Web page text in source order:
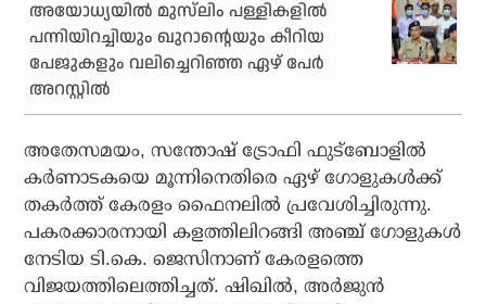
അയോധ്യയില്‍ മുസ്‌ലിം പള്ളികളില്‍
പന്നിയിറച്ചിയും ഖുറാന്റെയും കീറിയ
പേജുകളും വലിച്ചെറിഞ്ഞ ഏഴ് പേര്‍
അറസ്റ്റില്‍
അതേസമയം, സന്തോഷ് ട്രോഫി ഫുട്ബോളില്‍
കര്‍ണാടകയെ മൂന്നിനെതിരെ ഏഴ് ഗോളുകള്‍ക്ക്
തകര്‍ത്ത് കേരളം ഫൈനലില്‍ പ്രവേശിച്ചിരുന്നു.
പകരക്കാരനായി കളത്തിലിറങ്ങി അഞ്ച് ഗോളുകള്‍
നേടിയ ടി.കെ. ജെസിനാണ് കേരളത്തെ
വിജയത്തിലെത്തിച്ചത്. ഷിഖില്‍, അര്‍ജുന്‍